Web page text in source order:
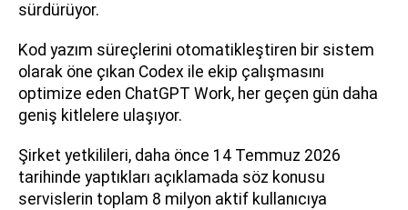
sürdürüyor.
Kod yazım süreçlerini otomatikleştiren bir sistem
olarak öne çıkan Codex ile ekip çalışmasını
optimize eden ChatGPT Work, her geçen gün daha
geniş kitlelere ulaşıyor.
Şirket yetkilileri, daha önce 14 Temmuz 2026
tarihinde yaptıkları açıklamada söz konusu
servislerin toplam 8 milyon aktif kullanıcıya